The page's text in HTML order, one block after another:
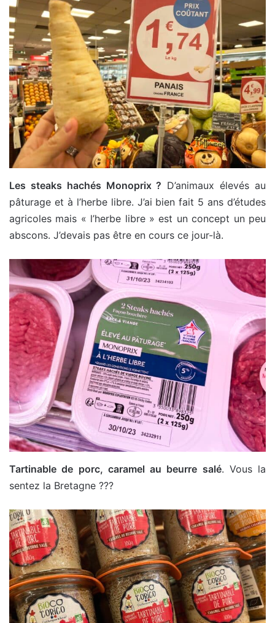
Les steaks hachés Monoprix ? D’animaux élevés au
pâturage et à l’herbe libre. J’ai bien fait 5 ans d’études
agricoles mais « l’herbe libre » est un concept un peu
abscons. J’devais pas être en cours ce jour-là.
Tartinable de porc, caramel au beurre salé. Vous la
sentez la Bretagne ???